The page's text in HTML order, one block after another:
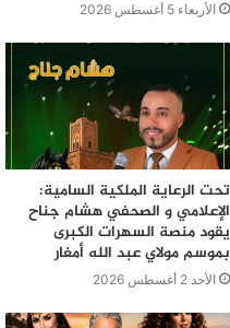
الأربعاء 5 أغسطس 2026
تحت الرعاية الملكية السامية:
الإعلامي و الصحفي هشام جناح
يقود منصة السهرات الكبرى
بموسم مولاي عبد الله أمغار
الأحد 2 أغسطس 2026